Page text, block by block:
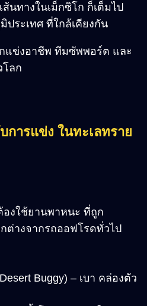
นทางในเม็กซิโก ก็เต็มไป
ประเทศ ที่ใกล้เคียงกัน
แข่งอาชีพ ทีมซัพพอร์ต และ
ลก
การแข่ง ในทะเลทราย
องใช้ยานพาหนะ ที่ถูก
ต่างจากรถออฟโรดทั่วไป
Buggy) – เบา คล่องตัว